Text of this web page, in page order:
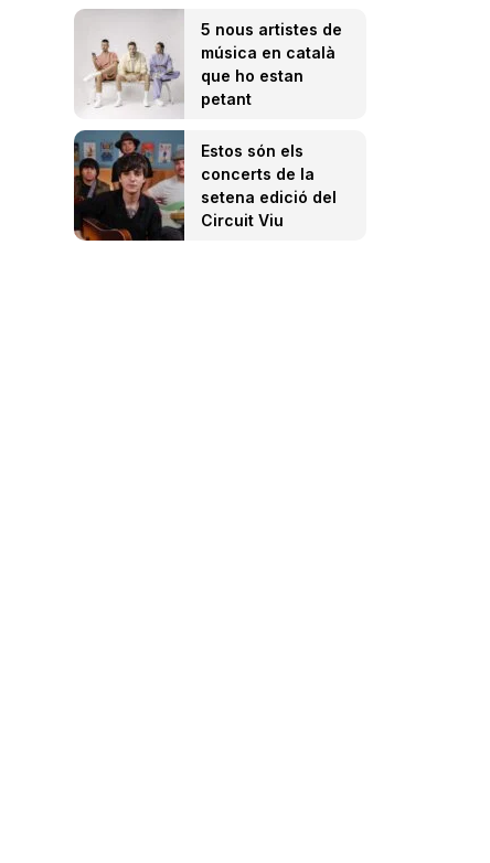
5 nous artistes de
música en català
que ho estan
petant
Estos són els
concerts de la
setena edició del
Circuit Viu